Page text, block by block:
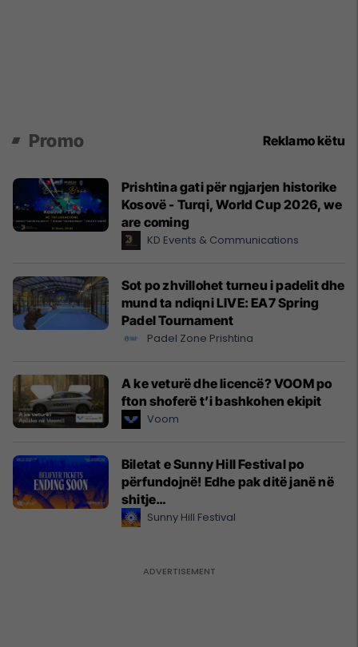
Promo Reklamo këtu
Prishtina gati për ngjarjen historike
Kosovë - Turqi, World Cup 2026, we
are coming
KD Events & Communications
Sot po zhvillohet turneu i padelit dhe
mund ta ndiqni LIVE: EA7 Spring
Padel Tournament
Padel Zone Prishtina
A ke veturë dhe licencë? VOOM po
fton shoferë t’i bashkohen ekipit
Voom
Biletat e Sunny Hill Festival po
përfundojnë! Edhe pak ditë janë në
shitje…
Sunny Hill Festival